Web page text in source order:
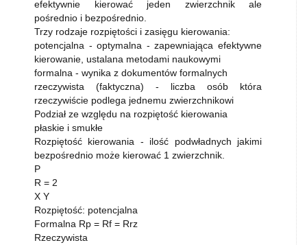
efektywnie kierować jeden zwierzchnik ale
pośrednio i bezpośrednio.
Trzy rodzaje rozpiętości i zasięgu kierowania:
potencjalna - optymalna - zapewniająca efektywne
kierowanie, ustalana metodami naukowymi
formalna - wynika z dokumentów formalnych
rzeczywista (faktyczna) - liczba osób która
rzeczywiście podlega jednemu zwierzchnikowi
Podział ze względu na rozpiętość kierowania
płaskie i smukłe
Rozpiętość kierowania - ilość podwładnych jakimi
bezpośrednio może kierować 1 zwierzchnik.
P
R = 2
X Y
Rozpiętość: potencjalna
Formalna Rp = Rf = Rrz
Rzeczywista